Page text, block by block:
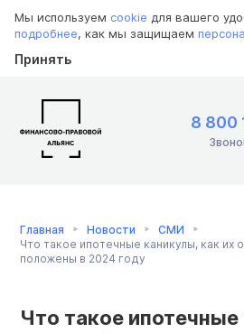
Мы используем cookie для вашего
подробнее, как мы защищаем
Принять
8 800
Главная Новости
СМИ
Что такое ипотечные каникулы, как их
положены в 2024 году
Что такое